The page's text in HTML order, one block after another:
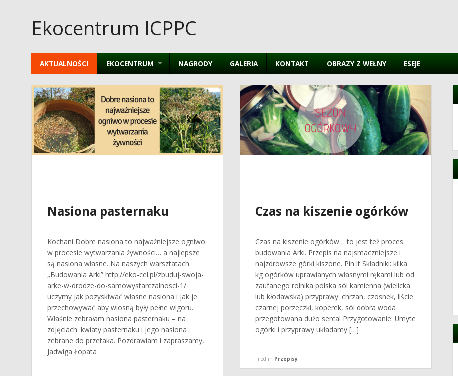
Ekocentrum ICPPC
AKTUALNOŚCI EKOCENTRUM NAGRODY GALERIA KONTAKT OBRAZY Z WEŁNY ESEJE
Nasiona pasternaku
Kochani Dobre nasiona to najważniejsze ogniwo
w procesie wytwarzania żywności… a najlepsze
są nasiona własne. Na naszych warsztatach
„Budowania Arki” http://eko-cel.pl/zbuduj-swoja-
arke-w-drodze-do-samowystarczalnosci-1/
uczymy jak pozyskiwać własne nasiona i jak je
przechowywać aby wiosną były pełne wigoru.
Właśnie zebrałam nasiona pasternaku – na
zdjęciach: kwiaty pasternaku i jego nasiona
zebrane do przetaka. Pozdrawiam i zapraszamy,
Jadwiga Łopata
Czas na kiszenie ogórków
Czas na kiszenie ogórków… to jest też proces
budowania Arki. Przepis na najsmaczniejsze i
najzdrowsze górki kiszone. Pin it Składniki: kilka
kg ogórków uprawianych własnymi rękami lub od
zaufanego rolnika polska sól kamienna (wielicka
lub kłodawska) przyprawy: chrzan, czosnek, liście
czarnej porzeczki, koperek, sól dobra woda
przegotowana dużo serca! Przygotowanie: Umyte
ogórki i przyprawy układamy […]
Filed in Przepisy